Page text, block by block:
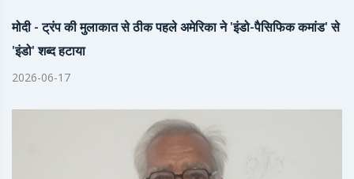
मोदी - ट्रंप की मुलाकात से ठीक पहले अमेरिका ने 'इंडो-पैसिफिक कमांड' से
'इंडो' शब्द हटाया
2026-06-17